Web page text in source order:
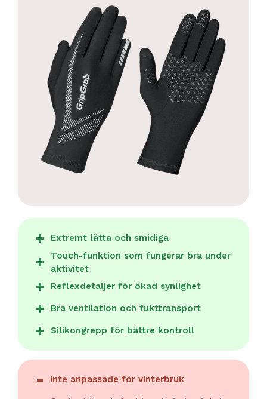
Extremt lätta och smidiga
Touch-funktion som fungerar bra under
aktivitet
Reflexdetaljer för ökad synlighet
Bra ventilation och fukttransport
Silikongrepp för bättre kontroll
Inte anpassade för vinterbruk